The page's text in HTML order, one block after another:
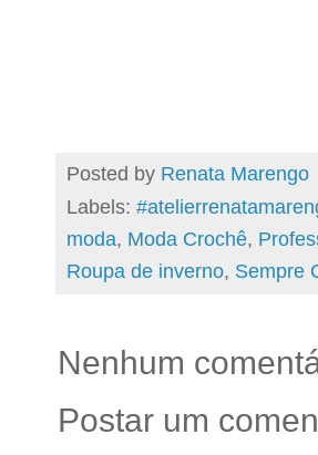
Posted by Renata Marengo
Labels:
moda, Moda Crochê,
Roupa de inverno, Sempre
Nenhum
Postar um